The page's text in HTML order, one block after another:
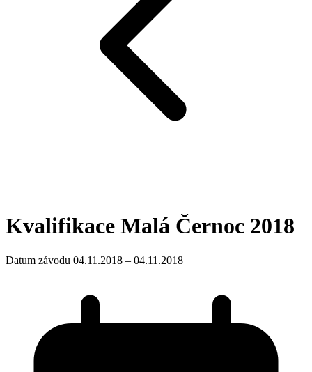
Kvalifikace Malá Černoc 2018
Datum závodu 04.11.2018 – 04.11.2018